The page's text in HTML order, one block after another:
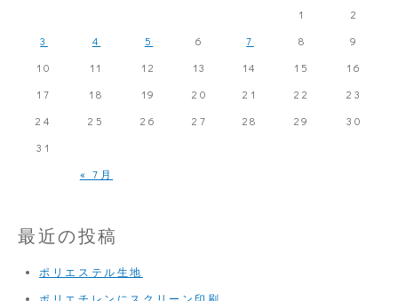
印
刷
« 7月
1
2
3
4 5 6 7 8
9
10
11 12 13 14 15
16
17
18 19 20 21 22
23
24
25 26 27 28 29
30
31
最近の投稿
ポリエステル生地
ポリエチレンにスクリーン印刷